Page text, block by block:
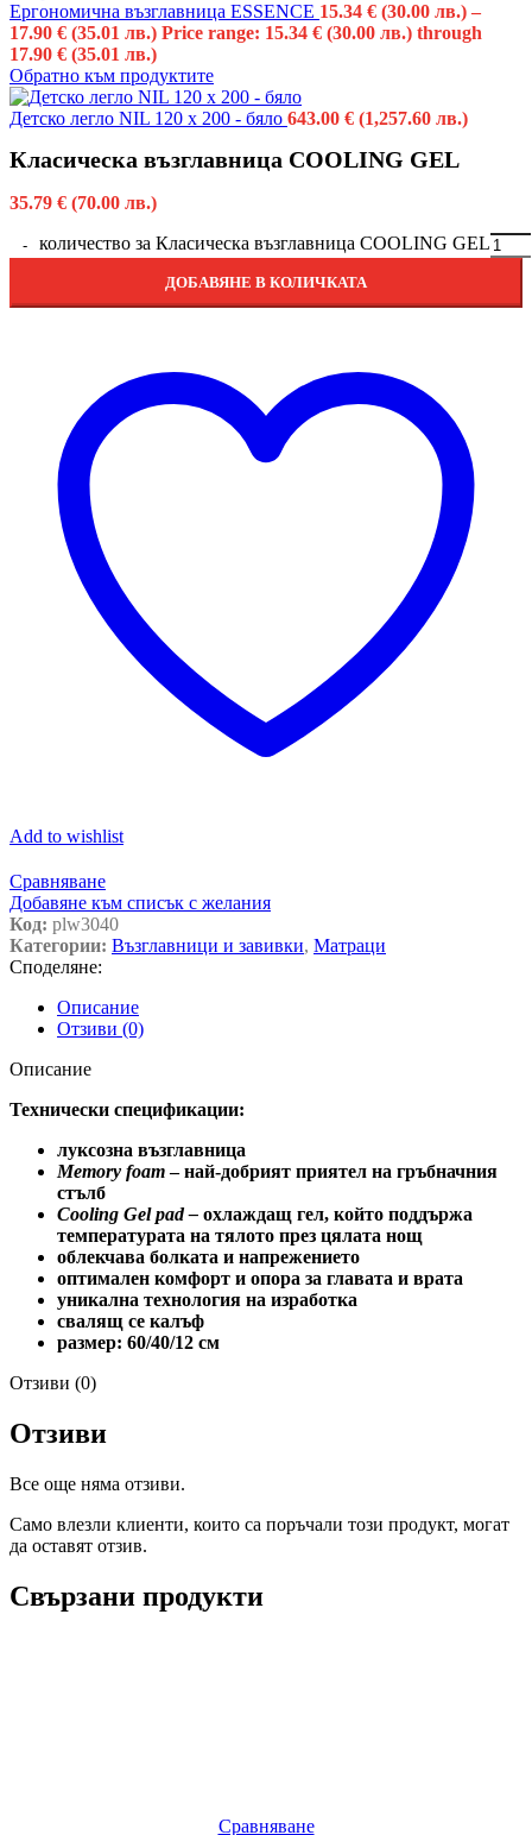
Ергономична възглавница ESSENCE 15.34 € (30.00 лв.) –
17.90 € (35.01 лв.) Price range: 15.34 € (30.00 лв.) through
17.90 € (35.01 лв.)
Обратно към продуктите
Детско легло NIL 120 x 200 - бяло 643.00 € (1,257.60 лв.)
Класическа възглавница COOLING GEL
35.79 € (70.00 лв.)
количество за Класическа възглавница COOLING GEL
ДОБАВЯНЕ В КОЛИЧКАТА
Add to wishlist
Сравняване
Добавяне към списък с желания
Код: plw3040
Категории: Възглавници и завивки, Матраци
Споделяне:
Описание
Отзиви (0)
Описание
Технически спецификации:
луксозна възглавница
Memory foam– най-добрият приятел на гръбначния
стълб
Cooling Gel pad – охлаждащ гел, който поддържа
температурата на тялото през цялата нощ
облекчава болката и напрежението
оптимален комфорт и опора за главата и врата
уникална технология на изработка
свалящ се калъф
размер: 60/40/12 см
Отзиви (0)
Отзиви
Все още няма отзиви.
Само влезли клиенти, които са поръчали този продукт, могат
да оставят отзив.
Свързани продукти
Сравняване